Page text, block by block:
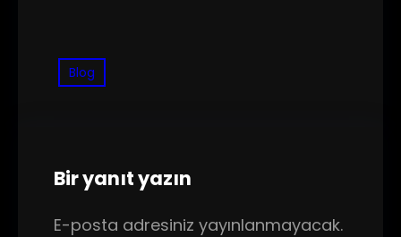
Blog
Bir yanıt yazın
E-posta adresiniz yayınlanmayacak.